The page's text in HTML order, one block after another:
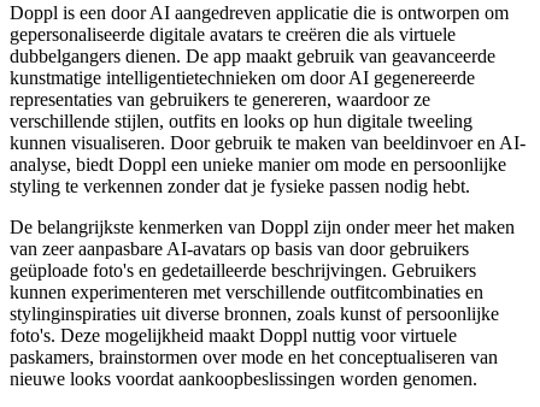
Doppl is een door AI aangedreven applicatie die is ontworpen om
gepersonaliseerde digitale avatars te creëren die als virtuele
dubbelgangers dienen. De app maakt gebruik van geavanceerde
kunstmatige intelligentietechnieken om door AI gegenereerde
representaties van gebruikers te genereren, waardoor ze
verschillende stijlen, outfits en looks op hun digitale tweeling
kunnen visualiseren. Door gebruik te maken van beeldinvoer en AI-
analyse, biedt Doppl een unieke manier om mode en persoonlijke
styling te verkennen zonder dat je fysieke passen nodig hebt.
De belangrijkste kenmerken van Doppl zijn onder meer het maken
van zeer aanpasbare AI-avatars op basis van door gebruikers
geüploade foto's en gedetailleerde beschrijvingen. Gebruikers
kunnen experimenteren met verschillende outfitcombinaties en
stylinginspiraties uit diverse bronnen, zoals kunst of persoonlijke
foto's. Deze mogelijkheid maakt Doppl nuttig voor virtuele
paskamers, brainstormen over mode en het conceptualiseren van
nieuwe looks voordat aankoopbeslissingen worden genomen.